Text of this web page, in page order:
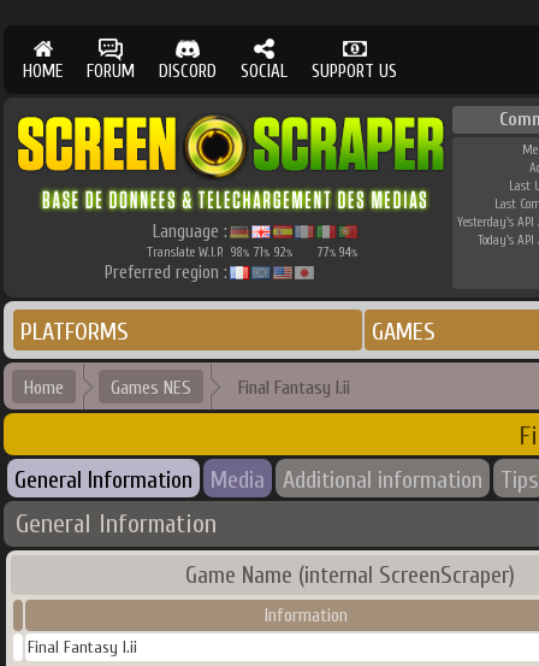
HOME FORUM DISCORD SOCIAL SUPPORT US
Language :
Translate W.I.P. 98% 71% 92% 77% 94%
Preferred region :
Last
Last
Yesterday's API
Today's API
PLATFORMS GAMES
Home Games NES Final Fantasy I.ii
General Information Media Additional information Tips
General Information
Game Name (internal ScreenScraper)
Information
Final Fantasy I.ii